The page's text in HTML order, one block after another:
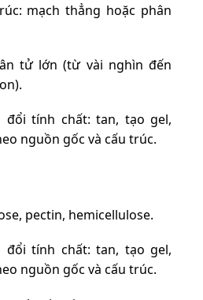
mạch thẳng hoặc phân
tử lớn (từ vài nghìn đến
đổi tính chất: tan, tạo gel,
nguồn gốc và cấu trúc.
pectin, hemicellulose.
đổi tính chất: tan, tạo gel,
nguồn gốc và cấu trúc.